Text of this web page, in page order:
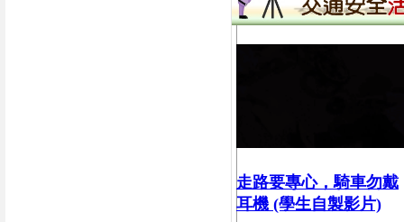
走路要專心，騎車勿戴
耳機 (學生自製影片)